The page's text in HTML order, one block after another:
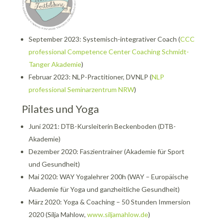
September 2023: Systemisch-integrativer Coach (CCC
professional Competence Center Coaching Schmidt-
Tanger Akademie)
Februar 2023: NLP-Practitioner, DVNLP (NLP
professional Seminarzentrum NRW)
Pilates und Yoga
Juni 2021: DTB-Kursleiterin Beckenboden (DTB-
Akademie)
Dezember 2020: Faszientrainer (Akademie für Sport
und Gesundheit)
Mai 2020: WAY Yogalehrer 200h (WAY – Europäische
Akademie für Yoga und ganzheitliche Gesundheit)
März 2020: Yoga & Coaching – 50 Stunden Immersion
2020 (Silja Mahlow, www.siljamahlow.de)